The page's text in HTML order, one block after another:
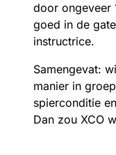
door ongeveer
goed in de
instructrice.
Samengevat:
manier in
spierconditie
Dan zou XCO